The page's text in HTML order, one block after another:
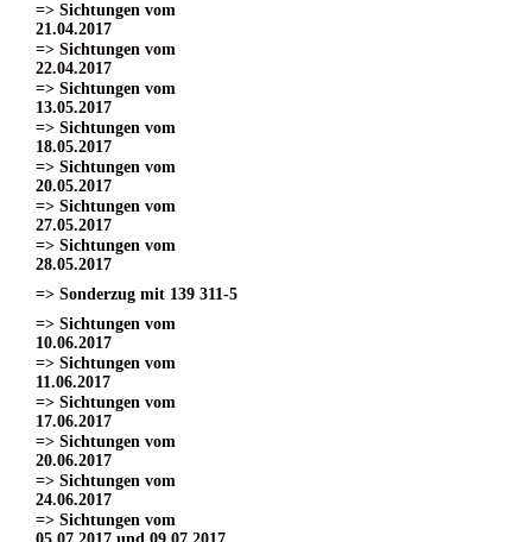
=> Sichtungen vom
21.04.2017
=> Sichtungen vom
22.04.2017
=> Sichtungen vom
13.05.2017
=> Sichtungen vom
18.05.2017
=> Sichtungen vom
20.05.2017
=> Sichtungen vom
27.05.2017
=> Sichtungen vom
28.05.2017
=> Sonderzug mit 139 311-5
=> Sichtungen vom
10.06.2017
=> Sichtungen vom
11.06.2017
=> Sichtungen vom
17.06.2017
=> Sichtungen vom
20.06.2017
=> Sichtungen vom
24.06.2017
=> Sichtungen vom